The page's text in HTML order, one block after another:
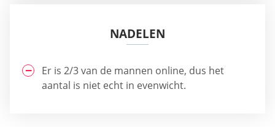
NADELEN
Er is 2/3 van de mannen online, dus het
aantal is niet echt in evenwicht.